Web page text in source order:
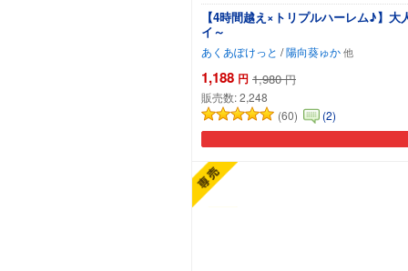
【4時間越え×トリプルハーレム♪】
イ～
あくあぽけっと /陽向葵ゅか
1,188 円 1,980 円
販売数:2,248
(60)
(2)